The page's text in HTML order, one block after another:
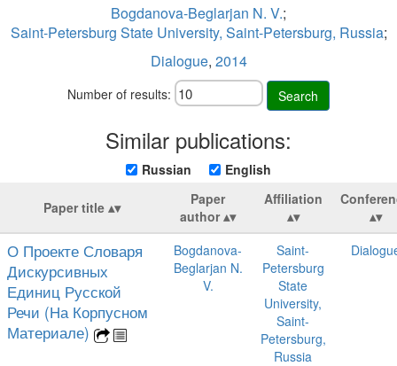
Bogdanova-Beglarjan N. V.;
Saint-Petersburg State University, Saint-Petersburg, Russia;
Dialogue, 2014
Number of results: Search
Similar publications:
Russian English
Paper title
Paper
author
Affiliation
О Проекте Словаря
Дискурсивных
Единиц Русской
Речи (На Корпусном
Материале)
Bogdanova-
Beglarjan N.
V.
Saint-
Petersburg
State
University,
Saint-
Petersburg,
Russia